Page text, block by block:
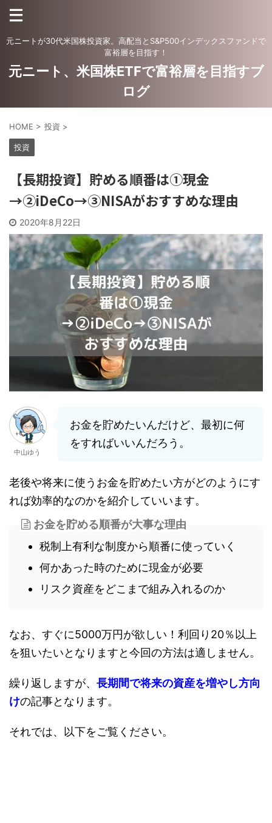
元ニートが30代米国株投資家。高配当とS&P500インデックスファンドで
富裕層を目指す！
元ニート、米国株ETFで富裕層を目指すブ
ログ
HOME > 投資 >
投資
【長期投資】貯める順番は①現金
→②iDeCo→③NISAがおすすめな理由
2020年8月22日
中山ゆう
お金を貯めたいんだけど、最初に何
をすればいいんだろう。
老後や将来に使うお金を貯めたい方がどのようにす
れば効率的なのかを紹介していいます。
お金を貯める順番が大事な理由
税制上有利な制度から順番に使っていく
何かあった時のために現金が必要
リスク資産をどこまで組み入れるのか
なお、すぐに5000万円が欲しい！利回り20％以上
を狙いたいとなりますと今回の方法は適しません。
繰り返しますが、 長期間で将来の資産を増やし方向
けの記事となります。
それでは、以下をご覧ください。